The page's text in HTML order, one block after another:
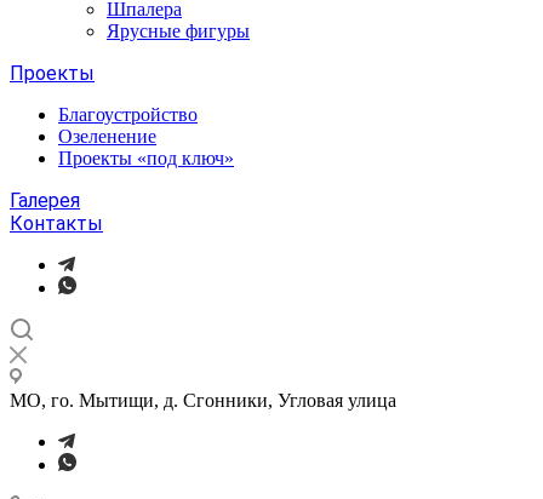
Шпалера
Ярусные фигуры
Проекты
Благоустройство
Озеленение
Проекты «под ключ»
Галерея
Контакты
МО, го. Мытищи, д. Сгонники, Угловая улица